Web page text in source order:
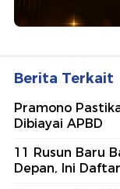
Berita Terkait
Pramono
Dibiayai APBD
11 Rusun Baru
Depan, Ini